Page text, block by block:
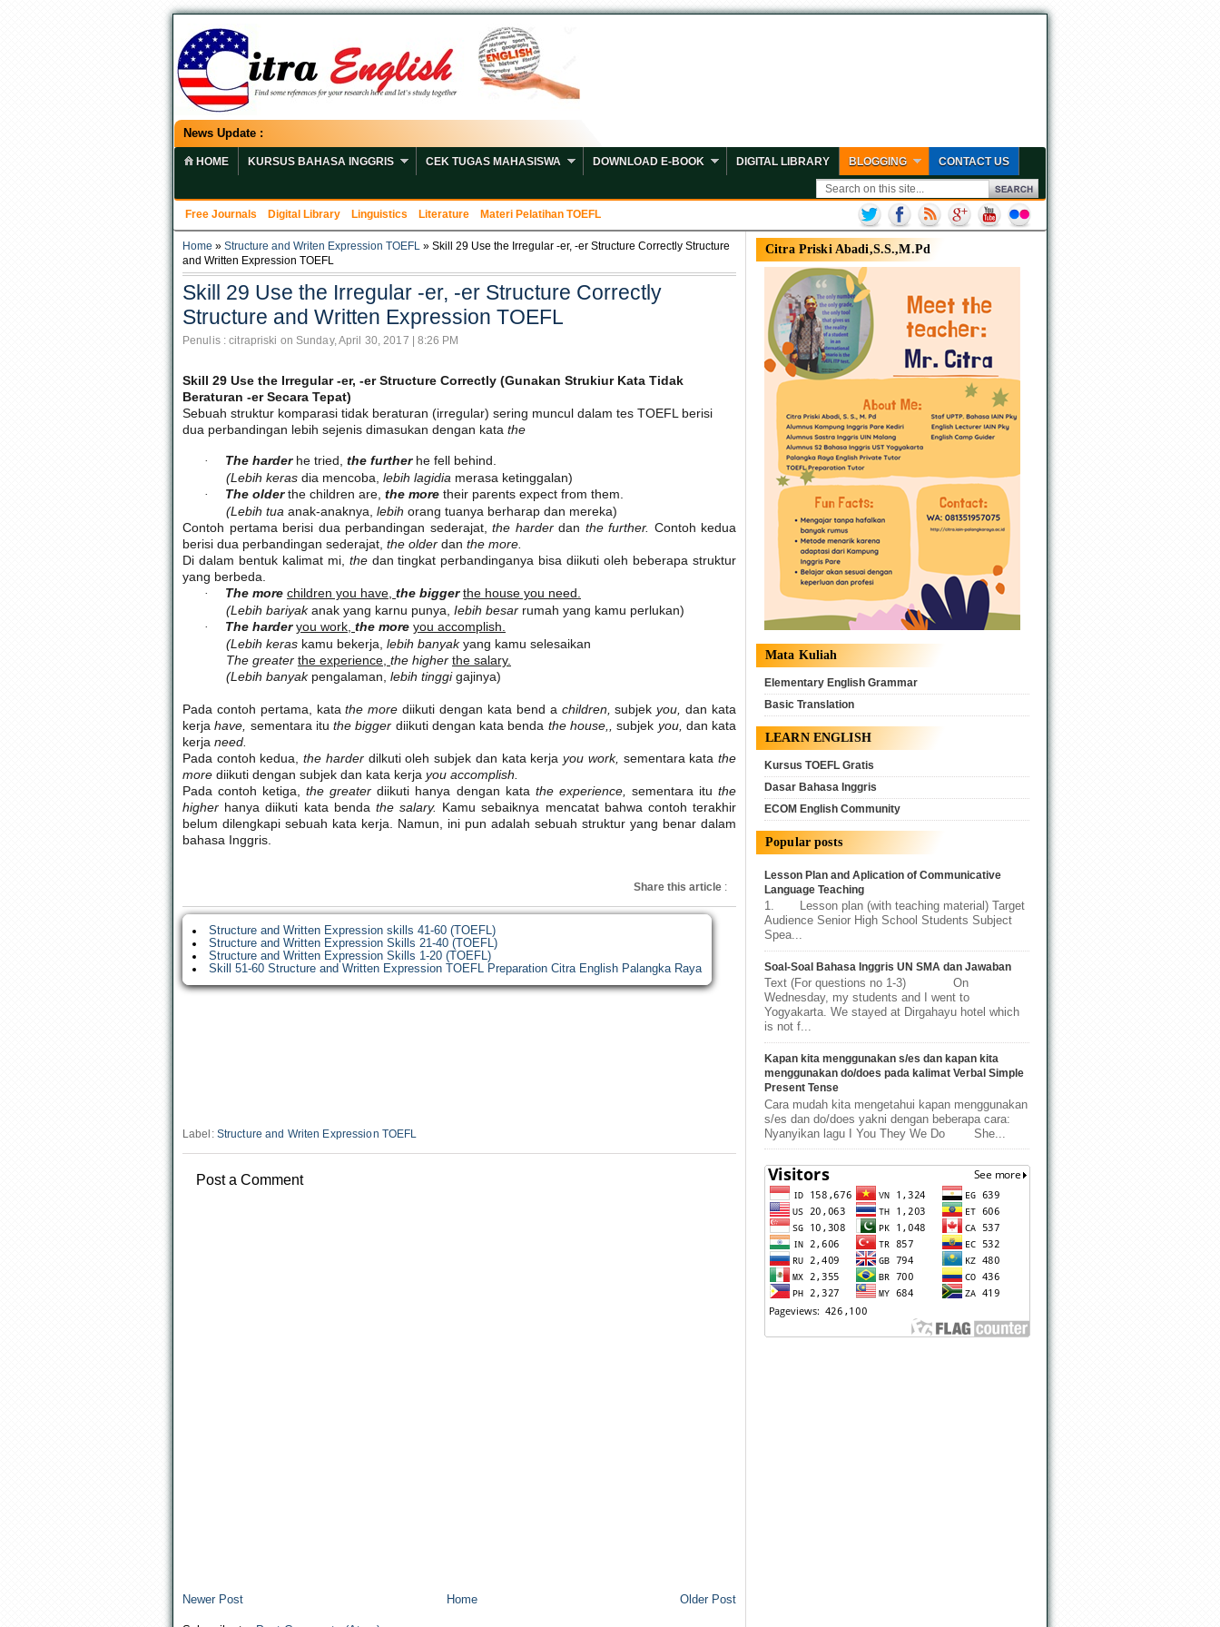
News Update :
HOME KURSUS BAHASA INGGRIS CEK TUGAS MAHASISWA DOWNLOAD E-BOOK DIGITAL LIBRARY BLOGGING CONTACT US
Free Journals Digital Library Linguistics Literature Materi Pelatihan TOEFL
Home » Structure and Writen Expression TOEFL » Skill 29 Use the Irregular -er, -er Structure Correctly Structure
and Written Expression TOEFL
Skill 29 Use the Irregular -er, -er Structure Correctly
Structure and Written Expression TOEFL
Penulis : citrapriski on Sunday, April 30, 2017 | 8:26 PM
Skill 29 Use the Irregular -er, -er Structure Correctly (Gunakan Strukiur Kata Tidak
Beraturan -er Secara Tepat)
Sebuah struktur komparasi tidak beraturan (irregular) sering muncul dalam tes TOEFL berisi
dua perbandingan lebih sejenis dimasukan dengan kata the
· The harder he tried, the further he fell behind.
(Lebih keras dia mencoba, lebih lagidia merasa ketinggalan)
· The older the children are, the more their parents expect from them.
(Lebih tua anak-anaknya, lebih orang tuanya berharap dan mereka)
Contoh pertama berisi dua perbandingan sederajat, the harder dan the further. Contoh kedua
berisi dua perbandingan sederajat, the older dan the more.
Di dalam bentuk kalimat mi, the dan tingkat perbandinganya bisa diikuti oleh beberapa struktur
yang berbeda.
· The more children you have, the bigger the house you need.
(Lebih bariyakanak yang karnu punya, Iebih besar rumah yang kamu perlukan)
· The harder you work, the more you accomplish.
(Lebih keras kamu bekerja, lebih banyakyang kamu selesaikan
The greater the experience, the higher the salary.
(Lebih banyak pengalaman, lebih tinggigajinya)
Pada contoh pertama, katathe morediikuti dengan kata bend a children,subjekyou,dan kata
kerjahave, sementara ituthe bigger diikuti dengan kata benda the house,,subjek you, dan kata
kerja need.
Pada contoh kedua,the harder dilkuti oleh subjek dan kata kerjayou work, sementara katathe
more diikuti dengan subjek dan kata kerja you accomplish.
Pada contoh ketiga,the greaterdiikuti hanya dengan kata the experience, sementara ituthe
higher hanya diikuti kata benda the salary. Kamu sebaiknya mencatat bahwa contoh terakhir
belum dilengkapi sebuah kata kerja. Namun, ini pun adalah sebuah struktur yang benar dalam
bahasa Inggris.
Share this article :
Structure and Written Expression skills 41-60 (TOEFL)
Structure and Written Expression Skills 21-40 (TOEFL)
Structure and Written Expression Skills 1-20 (TOEFL)
Skill 51-60 Structure and Written Expression TOEFL Preparation Citra English Palangka Raya
Label: Structure and Writen Expression TOEFL
Post a Comment
Newer Post Older Post
Home
Citra Priski Abadi,S.S.,M.Pd
Mata Kuliah
Elementary English Grammar
Basic Translation
LEARN ENGLISH
Kursus TOEFL Gratis
Dasar Bahasa Inggris
ECOM English Community
Popular posts
Lesson Plan and Aplication of Communicative
Language Teaching
1. Lesson plan (with teaching material) Target
Audience Senior High School Students Subject
Spea...
Soal-Soal Bahasa Inggris UN SMA dan Jawaban
Text (For questions no 1-3) On
Wednesday, my students and I went to
Yogyakarta. We stayed at Dirgahayu hotel which
is not f...
Kapan kita menggunakan s/es dan kapan kita
menggunakan do/does pada kalimat Verbal Simple
Present Tense
Cara mudah kita mengetahui kapan menggunakan
s/es dan do/does yakni dengan beberapa cara:
Nyanyikan lagu I You They We Do She...